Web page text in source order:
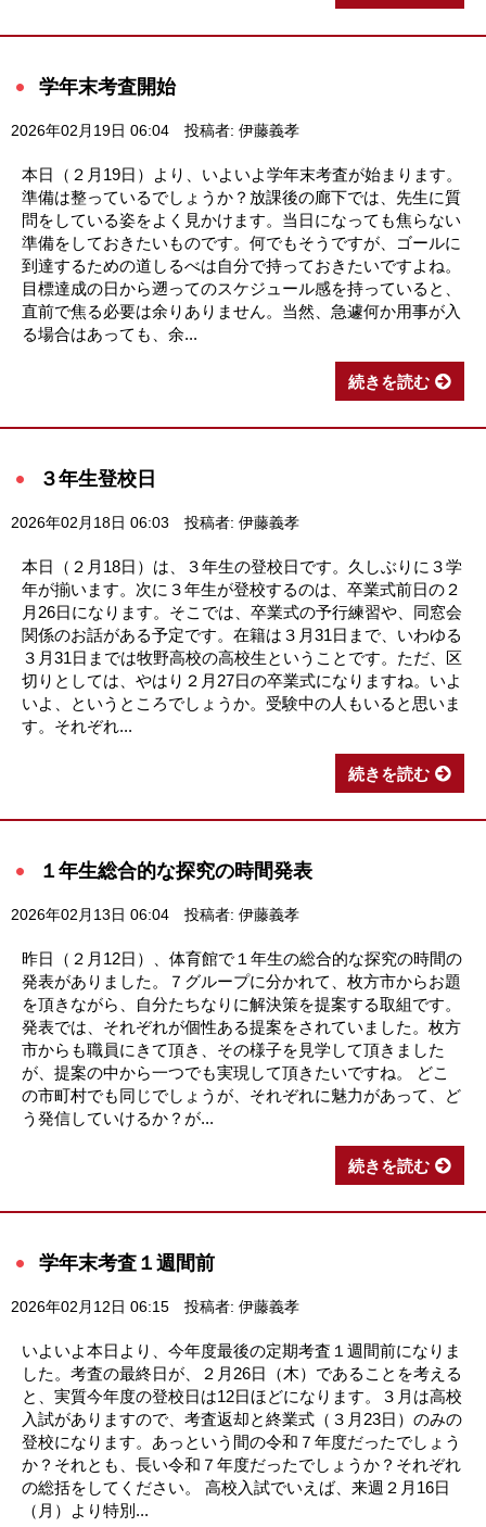
学年末考査開始
2026年02月19日 06:04 投稿者: 伊藤義孝
本日（２月19日）より、いよいよ学年末考査が始まります。
準備は整っているでしょうか？放課後の廊下では、先生に質
問をしている姿をよく見かけます。当日になっても焦らない
準備をしておきたいものです。何でもそうですが、ゴールに
到達するための道しるべは自分で持っておきたいですよね。
目標達成の日から遡ってのスケジュール感を持っていると、
直前で焦る必要は余りありません。当然、急遽何か用事が入
る場合はあっても、余...
続きを読む
３年生登校日
2026年02月18日 06:03 投稿者: 伊藤義孝
本日（２月18日）は、３年生の登校日です。久しぶりに３学
年が揃います。次に３年生が登校するのは、卒業式前日の２
月26日になります。そこでは、卒業式の予行練習や、同窓会
関係のお話がある予定です。在籍は３月31日まで、いわゆる
３月31日までは牧野高校の高校生ということです。ただ、区
切りとしては、やはり２月27日の卒業式になりますね。いよ
いよ、というところでしょうか。受験中の人もいると思いま
す。それぞれ...
続きを読む
１年生総合的な探究の時間発表
2026年02月13日 06:04 投稿者: 伊藤義孝
昨日（２月12日）、体育館で１年生の総合的な探究の時間の
発表がありました。７グループに分かれて、枚方市からお題
を頂きながら、自分たちなりに解決策を提案する取組です。
発表では、それぞれが個性ある提案をされていました。枚方
市からも職員にきて頂き、その様子を見学して頂きました
が、提案の中から一つでも実現して頂きたいですね。 どこ
の市町村でも同じでしょうが、それぞれに魅力があって、ど
う発信していけるか？が...
続きを読む
学年末考査１週間前
2026年02月12日 06:15 投稿者: 伊藤義孝
いよいよ本日より、今年度最後の定期考査１週間前になりま
した。考査の最終日が、２月26日（木）であることを考える
と、実質今年度の登校日は12日ほどになります。３月は高校
入試がありますので、考査返却と終業式（３月23日）のみの
登校になります。あっという間の令和７年度だったでしょう
か？それとも、長い令和７年度だったでしょうか？それぞれ
の総括をしてください。 高校入試でいえば、来週２月16日
（月）より特別...